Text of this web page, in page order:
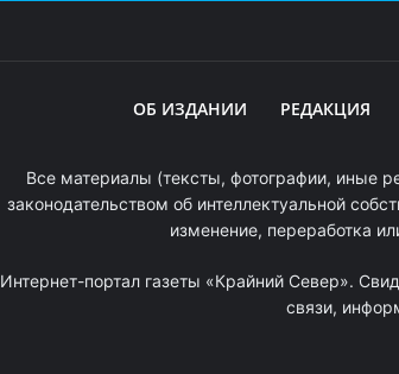
ОБ ИЗДАНИИ РЕДАКЦИЯ
Все материалы (тексты, фотографии, иные
законодательством об интеллектуальной
изменение, переработка
Интернет-портал газеты «Крайний Север».
связи,